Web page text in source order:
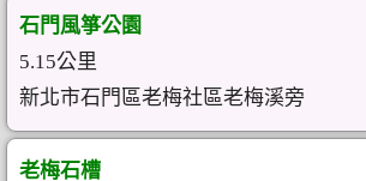
石門風箏公園
5.15公里
新北市石門區老梅社區老梅溪旁
老梅石槽